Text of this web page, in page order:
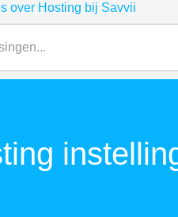
over Hosting bij Savvii